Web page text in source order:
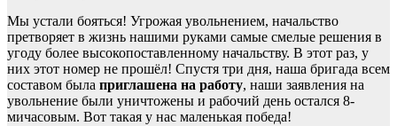
Мы устали бояться! Угрожая увольнением, начальство
претворяет в жизнь нашими руками самые смелые решения в
угоду более высокопоставленному начальству. В этот раз, у
них этот номер не прошёл! Спустя три дня, наша бригада всем
составом была приглашена на работу, наши заявления на
увольнение были уничтожены и рабочий день остался 8-
мичасовым. Вот такая у нас маленькая победа!